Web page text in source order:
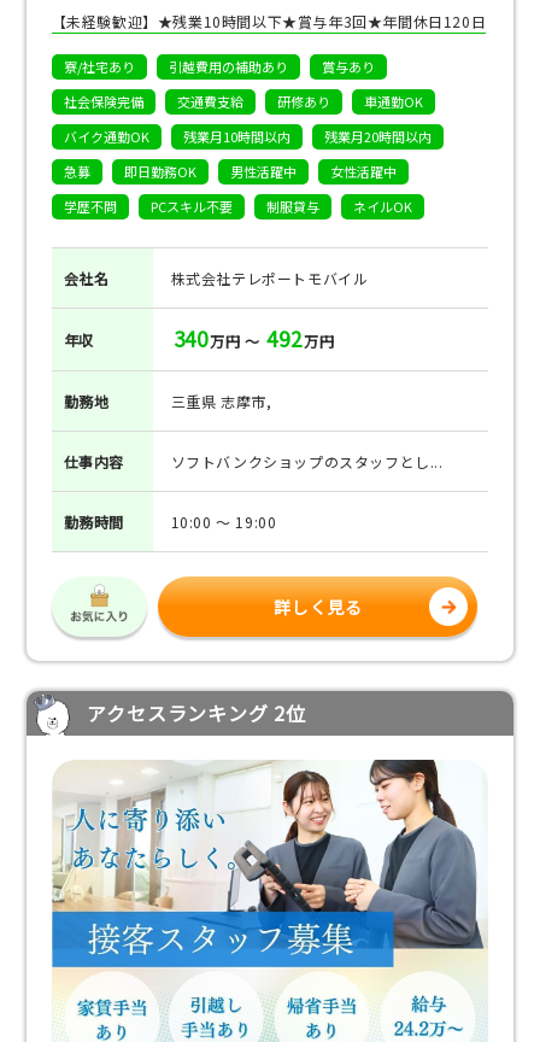
【未経験歓迎】★残業10時間以下★賞与年3回★年間休日120日
寮/社宅あり 引越費用の補助あり
賞与あり
社会保険完備
交通費支給 研修あり
車通勤OK
バイク通勤OK
残業月10時間以内
残業月20時間以内
急募
即日勤務OK 男性活躍中
女性活躍中
学歴不問
PCスキル不要 制服貸与 ネイルOK
会社名 株式会社テレポートモバイル
年収 340万円 ～ 492万円
勤務地 三重県 志摩市,
仕事内容 ソフトバンクショップのスタッフとし...
勤務時間 10:00 ～ 19:00
詳しく見る
アクセスランキング 2位